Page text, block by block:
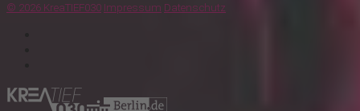
© 2026 KreaTIEF030 Impressum Datenschutz